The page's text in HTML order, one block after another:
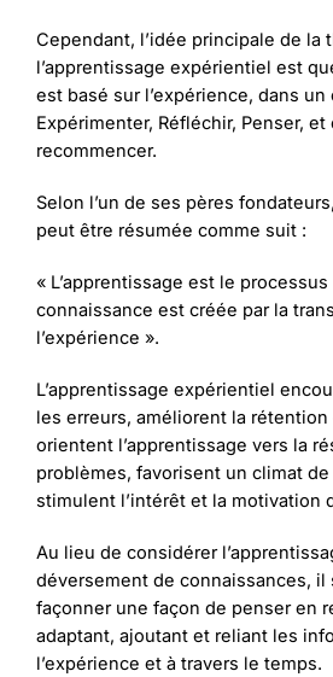
Cependant, l’idée principale de la
l’apprentissage expérientiel est
est basé sur l’expérience, dans
Expérimenter, Réfléchir, Penser,
recommencer.
Selon l’un de ses pères
peut être résumée comme suit :
« L’apprentissage est le
connaissance est créée par la
l’expérience ».
L’apprentissage expérientiel
les erreurs, améliorent la rétention
orientent l’apprentissage vers la
problèmes, favorisent un climat
stimulent l’intérêt et la motivation
Au lieu de considérer
déversement de connaissances, il
façonner une façon de penser en
adaptant, ajoutant et reliant les
l’expérience et à travers le temps.